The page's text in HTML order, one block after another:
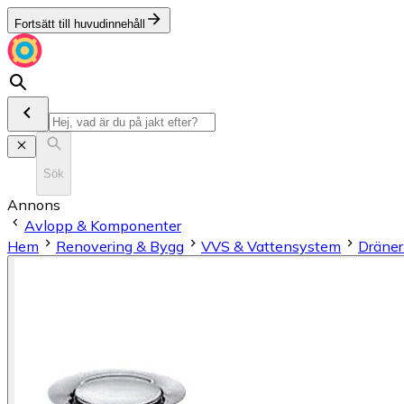
Fortsätt till huvudinnehåll
Sök
Annons
Avlopp & Komponenter
Hem
Renovering & Bygg VVS & Vattensystem